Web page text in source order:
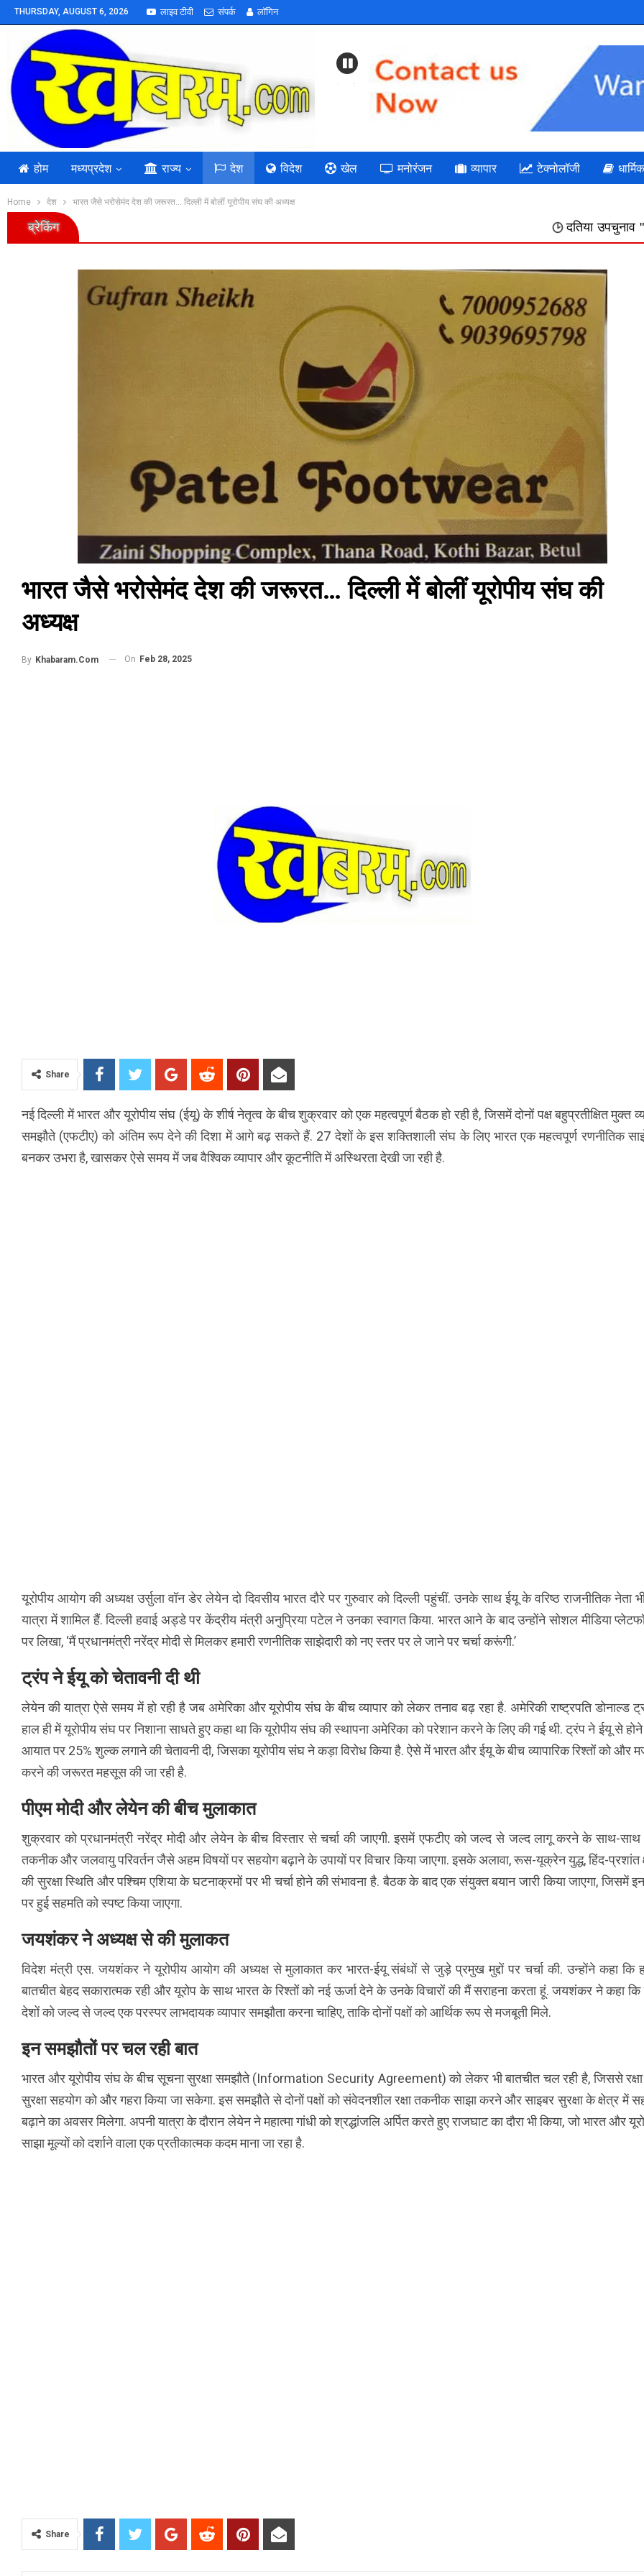
THURSDAY, AUGUST 6, 2026 लाइव टीवी संपर्क लॉगिन
Previous
होम मध्यप्रदेश राज्य देश विदेश खेल मनोरंजन व्यापार टेक्नोलॉजी धार्मिक
Home देश भारत जैसे भरोसेमंद देश की जरूरत… दिल्ली में बोलीं यूरोपीय संघ की अध्यक्ष
ब्रेकिंग दतिया उपचुनाव " भाजपा: गलत
भारत जैसे भरोसेमंद देश की जरूरत… दिल्ली में बोलीं यूरोपीय संघ की
अध्यक्ष
By Khabaram.Com On Feb 28, 2025
Share
नई दिल्ली में भारत और यूरोपीय संघ (ईयू) के शीर्ष नेतृत्व के बीच शुक्रवार को एक महत्वपूर्ण बैठक हो रही है, जिसमें दोनों पक्ष बहुप्रतीक्षित मुक्त
समझौते (एफटीए) को अंतिम रूप देने की दिशा में आगे बढ़ सकते हैं. 27 देशों के इस शक्तिशाली संघ के लिए भारत एक महत्वपूर्ण रणनीतिक
बनकर उभरा है, खासकर ऐसे समय में जब वैश्विक व्यापार और कूटनीति में अस्थिरता देखी जा रही है.
यूरोपीय आयोग की अध्यक्ष उर्सुला वॉन डेर लेयेन दो दिवसीय भारत दौरे पर गुरुवार को दिल्ली पहुंचीं. उनके साथ ईयू के वरिष्ठ राजनीतिक नेता
यात्रा में शामिल हैं. दिल्ली हवाई अड्डे पर केंद्रीय मंत्री अनुप्रिया पटेल ने उनका स्वागत किया. भारत आने के बाद उन्होंने सोशल मीडिया
पर लिखा, ‘मैं प्रधानमंत्री नरेंद्र मोदी से मिलकर हमारी रणनीतिक साझेदारी को नए स्तर पर ले जाने पर चर्चा करूंगी.’
ट्रंप ने ईयू को चेतावनी दी थी
लेयेन की यात्रा ऐसे समय में हो रही है जब अमेरिका और यूरोपीय संघ के बीच व्यापार को लेकर तनाव बढ़ रहा है. अमेरिकी राष्ट्रपति डोनाल्ड
हाल ही में यूरोपीय संघ पर निशाना साधते हुए कहा था कि यूरोपीय संघ की स्थापना अमेरिका को परेशान करने के लिए की गई थी. ट्रंप ने ईयू से
आयात पर 25% शुल्क लगाने की चेतावनी दी, जिसका यूरोपीय संघ ने कड़ा विरोध किया है. ऐसे में भारत और ईयू के बीच व्यापारिक रिश्तों को और
करने की जरूरत महसूस की जा रही है.
पीएम मोदी और लेयेन की बीच मुलाकात
शुक्रवार को प्रधानमंत्री नरेंद्र मोदी और लेयेन के बीच विस्तार से चर्चा की जाएगी. इसमें एफटीए को जल्द से जल्द लागू करने के साथ-साथ
तकनीक और जलवायु परिवर्तन जैसे अहम विषयों पर सहयोग बढ़ाने के उपायों पर विचार किया जाएगा. इसके अलावा, रूस-यूक्रेन युद्ध, हिंद-प्रशांत
की सुरक्षा स्थिति और पश्चिम एशिया के घटनाक्रमों पर भी चर्चा होने की संभावना है. बैठक के बाद एक संयुक्त बयान जारी किया जाएगा, जिसमें इन
पर हुई सहमति को स्पष्ट किया जाएगा.
जयशंकर ने अध्यक्ष से की मुलाकत
विदेश मंत्री एस. जयशंकर ने यूरोपीय आयोग की अध्यक्ष से मुलाकात कर भारत-ईयू संबंधों से जुड़े प्रमुख मुद्दों पर चर्चा की. उन्होंने कहा कि
बातचीत बेहद सकारात्मक रही और यूरोप के साथ भारत के रिश्तों को नई ऊर्जा देने के उनके विचारों की मैं सराहना करता हूं. जयशंकर ने कहा कि
देशों को जल्द से जल्द एक परस्पर लाभदायक व्यापार समझौता करना चाहिए, ताकि दोनों पक्षों को आर्थिक रूप से मजबूती मिले.
इन समझौतों पर चल रही बात
भारत और यूरोपीय संघ के बीच सूचना सुरक्षा समझौते (Information Security Agreement) को लेकर भी बातचीत चल रही है, जिससे
सुरक्षा सहयोग को और गहरा किया जा सकेगा. इस समझौते से दोनों पक्षों को संवेदनशील रक्षा तकनीक साझा करने और साइबर सुरक्षा के क्षेत्र में
बढ़ाने का अवसर मिलेगा. अपनी यात्रा के दौरान लेयेन ने महात्मा गांधी को श्रद्धांजलि अर्पित करते हुए राजघाट का दौरा भी किया, जो भारत और
साझा मूल्यों को दर्शाने वाला एक प्रतीकात्मक कदम माना जा रहा है.
Share